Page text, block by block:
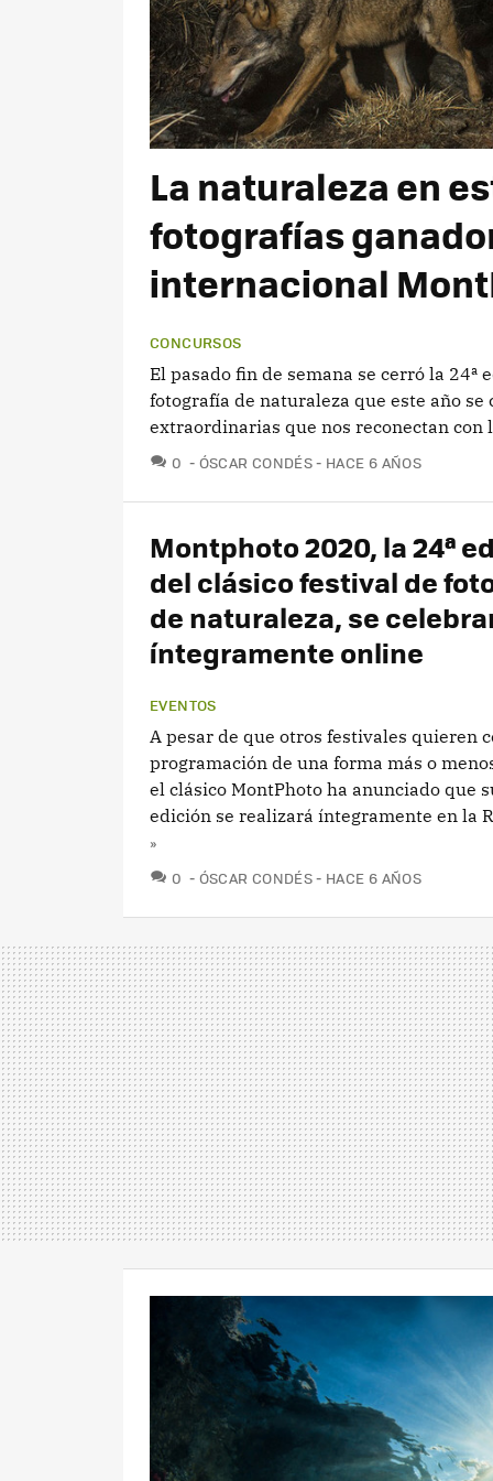
La naturaleza en
fotografías
internacional
CONCURSOS
El pasado fin de semana se cerró la
fotografía de naturaleza que este año
extraordinarias que nos reconectan con
0 COMENTARIOS
ÓSCAR CONDÉS HACE 6 AÑOS
Montphoto 2020, la 24ª
del clásico festival de
de naturaleza, se
íntegramente online
EVENTOS
A pesar de que otros festivales quieren
programación de una forma más o
el clásico MontPhoto ha anunciado que
edición se realizará íntegramente en la
»
0 COMENTARIOS
ÓSCAR CONDÉS HACE 6 AÑOS